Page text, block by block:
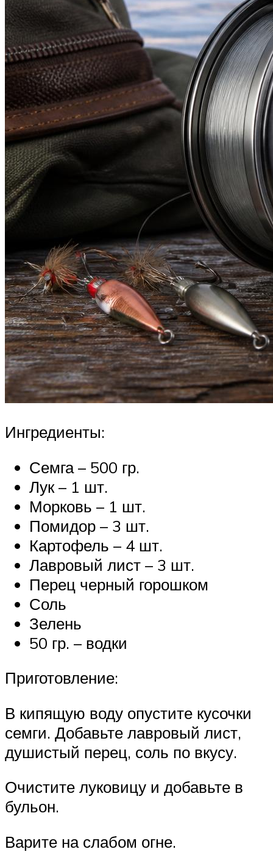
Ингредиенты:
Семга – 500 гр.
Лук – 1 шт.
Морковь – 1 шт.
Помидор – 3 шт.
Картофель – 4 шт.
Лавровый лист – 3 шт.
Перец черный горошком
Соль
Зелень
50 гр. – водки
Приготовление:
В кипящую воду опустите кусочки
семги. Добавьте лавровый лист,
душистый перец, соль по вкусу.
Очистите луковицу и добавьте в
бульон.
Варите на слабом огне.